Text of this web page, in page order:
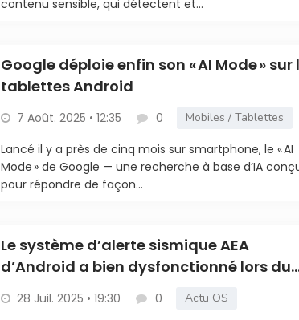
contenu sensible, qui détectent et...
Google déploie enfin son « AI Mode » sur
tablettes Android
7 Août. 2025 • 12:35 0 Mobiles / Tablettes
Lancé il y a près de cinq mois sur smartphone, le « AI
Mode » de Google — une recherche à base d’IA
pour répondre de façon...
Le système d’alerte sismique AEA
d’Android a bien dysfonctionné lors du
28 Juil. 2025 • 19:30 0 Actu OS